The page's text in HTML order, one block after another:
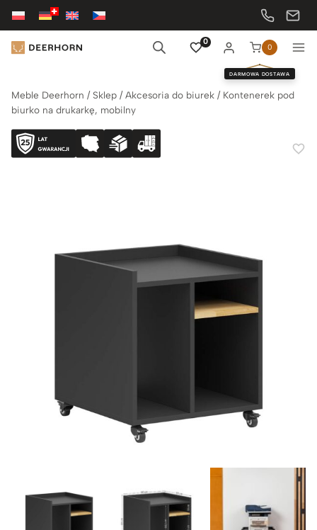
Przejdź
treści
0
0
DARMOWA DOSTAWA
Meble Deerhorn / Sklep /Akcesoria do biurek / Kontenerek pod
biurko na drukarkę, mobilny